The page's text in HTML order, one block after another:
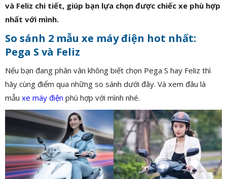
và Feliz chi tiết, giúp bạn lựa chọn được chiếc xe phù hợp
nhất với mình.
So sánh 2 mẫu xe máy điện hot nhất:
Pega S và Feliz
Nếu bạn đang phân vân không biết chọn Pega S hay Feliz thì
hãy cùng điểm qua những so sánh dưới đây. Và xem đâu là
mẫu xe máy điện phù hợp với mình nhé.